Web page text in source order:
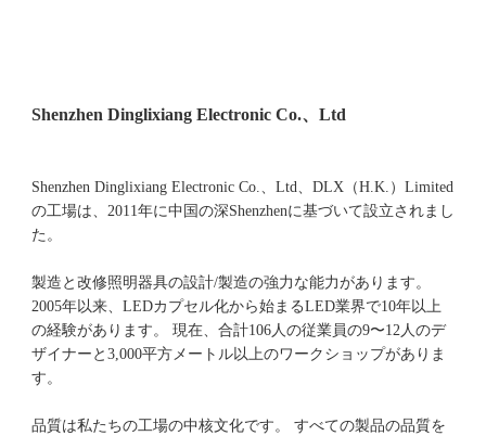
Shenzhen Dinglixiang Electronic Co.、Ltd、DLX（H.K.）Limited
の工場は、2011年に中国の深Shenzhenに基づいて設立されまし
た。
製造と改修照明器具の設計/製造の強力な能力があります。
2005年以来、LEDカプセル化から始まるLED業界で10年以上
の経験があります。 現在、合計106人の従業員の9〜12人のデ
ザイナーと3,000平方メートル以上のワークショップがありま
品質は私たちの工場の中核文化です。 すべての製品の品質を